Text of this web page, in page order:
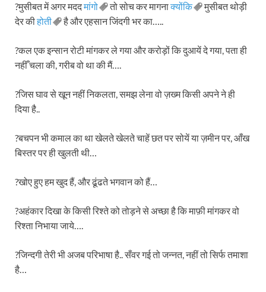
?मुसीबत में अगर मददमांगो तो सोच कर मागनाक्योंकि
मुसीबत थोड़ी
देर कीहोती है और एहसान जिंदगी भर का…..
?कल एक इन्सान रोटी मांगकर ले गया और करोड़ों कि दुआयें दे गया, पता ही
नहीँ चला की, गरीब वो था की मैं….
?जिस घाव से खून नहीं निकलता, समझ लेना वो ज़ख्म किसी अपने ने ही
दिया है..
?बचपन भी कमाल का था खेलते खेलते चाहें छत पर सोयें या ज़मीन पर, आँख
बिस्तर पर ही खुलती थी…
?खोए हुए हम खुद हैं, और ढूंढते भगवान को हैं…
?अहंकार दिखा के किसी रिश्ते को तोड़ने से अच्छा है कि माफ़ी मांगकर वो
रिश्ता निभाया जाये….
?जिन्दगी तेरी भी अजब परिभाषा है.. सँवर गई तो जन्नत, नहीं तो सिर्फ तमाशा
है…